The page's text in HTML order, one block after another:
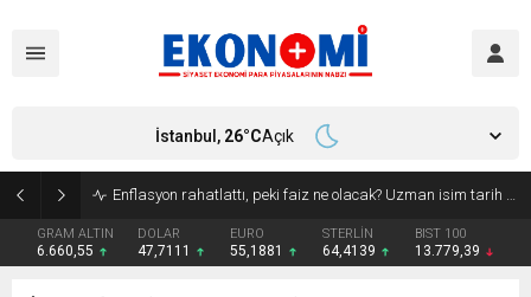
Enflasyon rahatlattı, peki faiz ne olacak? Uzman isim tarih verdi!
GRAM ALTIN
6.660,55
DOLAR
47,7111
EURO
55,1881
STERLİN
64,4139
BIST 100
13.779,39
İstanbul, 26°CAçık